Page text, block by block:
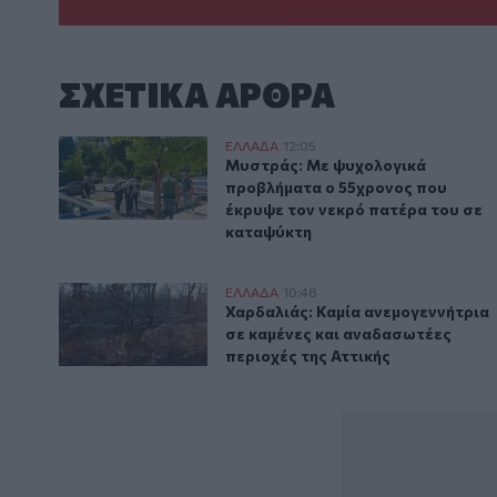
ΣΧΕΤΙΚA AΡΘΡΑ
Μυστράς: Με ψυχολογικά προβλήματα ο 55χρονος
ΕΛΛAΔΑ 12:05
Μυστράς: Με ψυχολογικά
Μυστράς: Με ψυχολογικά
προβλήματα ο 55χρονος που
έκρυψε τον νεκρό πατέρα του σε
καταψύκτη
Χαρδαλιάς: Καμία ανεμογεννήτρια σε καμένες και
ΕΛΛAΔΑ 10:48
Χαρδαλιάς: Καμία
Χαρδαλιάς: Καμία ανεμογεννήτρια
σε καμένες και αναδασωτέες
περιοχές της Αττικής